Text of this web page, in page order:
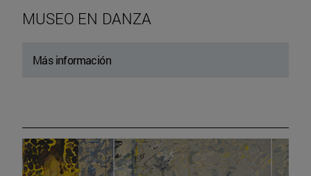
MUSEO EN DANZA
Más información